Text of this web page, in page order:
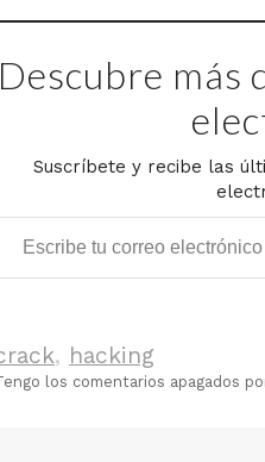
Descubre más
Suscríbete y recibe las
tu correo electrónico…
, hacking
los comentarios apagados